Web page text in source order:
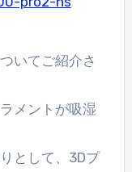
いてご紹介さ
メントが吸湿
として、3Dプ